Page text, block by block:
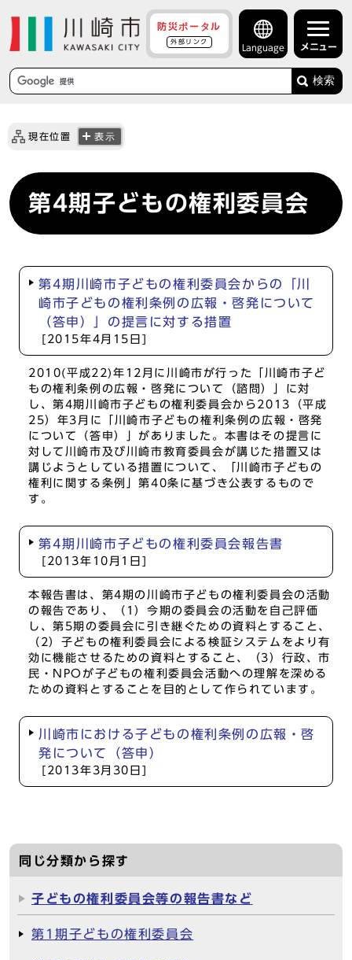
防災ポータル
外部リンク
Language メニュー
検索
現在位置 表示
第4期子どもの権利委員会
第4期川崎市子どもの権利委員会からの「川
崎市子どもの権利条例の広報・啓発について
（答申）」の提言に対する措置
[2015年4月15日]
2010(平成22)年12月に川崎市が行った「川崎市子ど
もの権利条例の広報・啓発について（諮問）」に対
し、第4期川崎市子どもの権利委員会から2013（平成
25）年3月に「川崎市子どもの権利条例の広報・啓発
について（答申）」がありました。本書はその提言に
対して川崎市及び川崎市教育委員会が講じた措置又は
講じようとしている措置について、「川崎市子どもの
権利に関する条例」第40条に基づき公表するもので
す。
第4期川崎市子どもの権利委員会報告書
[2013年10月1日]
本報告書は、第4期の川崎市子どもの権利委員会の活動
の報告であり、（1）今期の委員会の活動を自己評価
し、第5期の委員会に引き継ぐための資料とすること、
（2）子どもの権利委員会による検証システムをより有
効に機能させるための資料とすること、（3）行政、市
民・NPOが子どもの権利委員会活動への理解を深める
ための資料とすることを目的として作られています。
川崎市における子どもの権利条例の広報・啓
発について（答申）
[2013年3月30日]
同じ分類から探す
子どもの権利委員会等の報告書など
第1期子どもの権利委員会